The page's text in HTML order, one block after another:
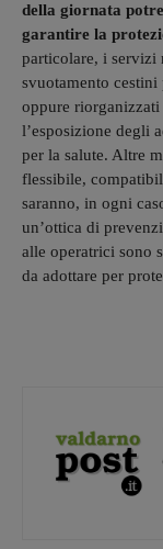
della giornata
garantire la
particolare, i servizi
svuotamento cestini
oppure
l’esposizione degli
per la salute. Altre
flessibile,
saranno, in ogni
un’ottica di
alle operatrici sono
da adottare per